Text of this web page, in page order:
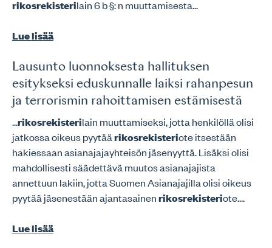
rikosrekisterilain 6 b §: n muuttamisesta...
Lue lisää
Lausunto luonnoksesta hallituksen
esitykseksi eduskunnalle laiksi rahanpesun
ja terrorismin rahoittamisen estämisestä
...rikosrekisterilain muuttamiseksi, jotta henkilöllä olisi
jatkossa oikeus pyytäärikosrekisteriote itsestään
hakiessaan asianajajayhteisön jäsenyyttä. Lisäksi olisi
mahdollisesti säädettävä muutos asianajajista
annettuun lakiin, jotta Suomen Asianajajilla olisi oikeus
pyytää jäsenestään ajantasainenrikosrekisteriote....
Lue lisää